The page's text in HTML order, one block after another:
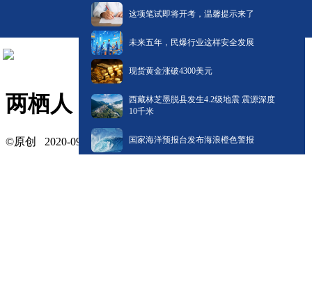
这项笔试即将开考，温馨提示来了
未来五年，民爆行业这样安全发展
现货黄金涨破4300美元
西藏林芝墨脱县发生4.2级地震 震源深度
10千米
国家海洋预报台发布海浪橙色警报
两栖人
©原创 2020-09-07 16:24 纪录片部, 姚军